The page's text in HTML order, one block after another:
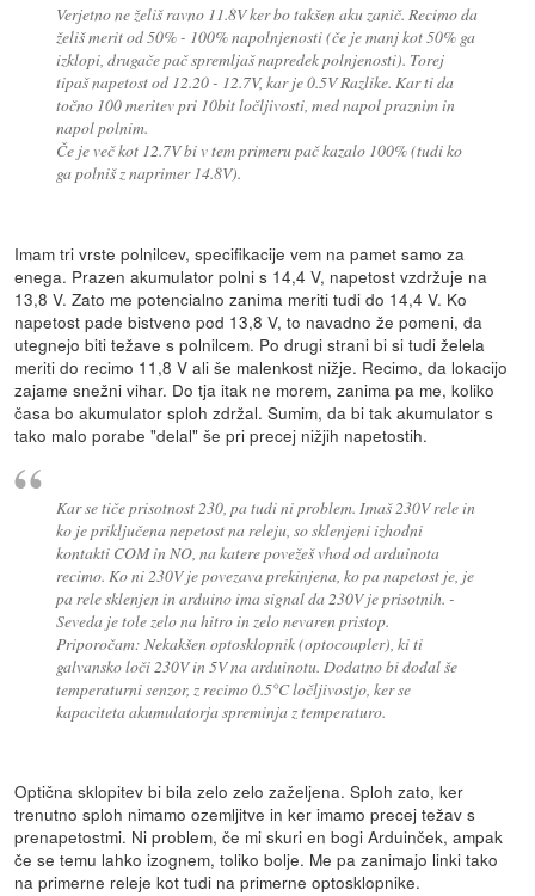
Verjetno ne želiš ravno 11.8V ker bo takšen aku zanič. Recimo da
želiš merit od 50% - 100% napolnjenosti (če je manj kot 50% ga
izklopi, drugače pač spremljaš napredek polnjenosti). Torej
tipaš napetost od 12.20 - 12.7V, kar je 0.5V Razlike. Kar ti da
točno 100 meritev pri 10bit ločljivosti, med napol praznim in
napol polnim.
Če je več kot 12.7V bi v tem primeru pač kazalo 100% (tudi ko
ga polniš z naprimer 14.8V).
Imam tri vrste polnilcev, specifikacije vem na pamet samo za
enega. Prazen akumulator polni s 14,4 V, napetost vzdržuje na
13,8 V. Zato me potencialno zanima meriti tudi do 14,4 V. Ko
napetost pade bistveno pod 13,8 V, to navadno že pomeni, da
utegnejo biti težave s polnilcem. Po drugi strani bi si tudi želela
meriti do recimo 11,8 V ali še malenkost nižje. Recimo, da lokacijo
zajame snežni vihar. Do tja itak ne morem, zanima pa me, koliko
časa bo akumulator sploh zdržal. Sumim, da bi tak akumulator s
tako malo porabe "delal" še pri precej nižjih napetostih.
Kar se tiče prisotnost 230, pa tudi ni problem. Imaš 230V rele in
ko je priključena nepetost na releju, so sklenjeni izhodni
kontakti COM in NO, na katere povežeš vhod od arduinota
recimo. Ko ni 230V je povezava prekinjena, ko pa napetost je, je
pa rele sklenjen in arduino ima signal da 230V je prisotnih. -
Seveda je tole zelo na hitro in zelo nevaren pristop.
Priporočam: Nekakšen optosklopnik (optocoupler), ki ti
galvansko loči 230V in 5V na arduinotu. Dodatno bi dodal še
temperaturni senzor, z recimo 0.5°C ločljivostjo, ker se
kapaciteta akumulatorja spreminja z temperaturo.
Optična sklopitev bi bila zelo zelo zaželjena. Sploh zato, ker
trenutno sploh nimamo ozemljitve in ker imamo precej težav s
prenapetostmi. Ni problem, če mi skuri en bogi Arduinček, ampak
če se temu lahko izognem, toliko bolje. Me pa zanimajo linki tako
na primerne releje kot tudi na primerne optosklopnike.